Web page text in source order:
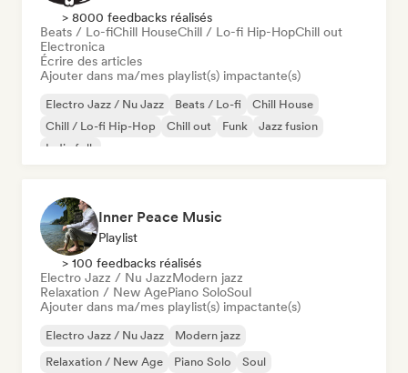
> 8000 feedbacks réalisés
Beats / Lo-fiChill HouseChill / Lo-fi Hip-HopChill out
Electronica
Écrire des articles
Ajouter dans ma/mes playlist(s) impactante(s)
Electro Jazz / Nu Jazz Beats / Lo-fi
Chill House
Chill / Lo-fi Hip-Hop
Chill out Funk
Jazz fusion
Indie folk
Inner Peace Music
Playlist
> 100 feedbacks réalisés
Electro Jazz / Nu JazzModern jazz
Relaxation / New AgePiano SoloSoul
Ajouter dans ma/mes playlist(s) impactante(s)
Electro Jazz / Nu Jazz
Modern jazz
Relaxation / New Age
Piano Solo Soul